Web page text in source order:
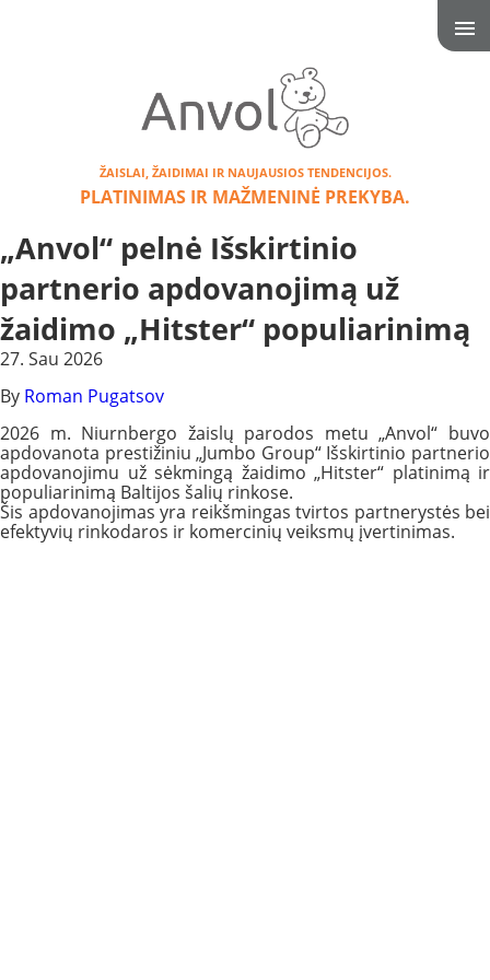
ŽAISLAI, ŽAIDIMAI IR NAUJAUSIOS TENDENCIJOS.
PLATINIMAS IR MAŽMENINĖ PREKYBA.
„Anvol“ pelnė Išskirtinio
partnerio apdovanojimą už
žaidimo „Hitster“ populiarinimą
27. Sau 2026
By Roman Pugatsov
2026 m. Niurnbergo žaislų parodos metu „Anvol“ buvo
apdovanota prestižiniu „Jumbo Group“ Išskirtinio partnerio
apdovanojimu už sėkmingą žaidimo „Hitster“ platinimą ir
populiarinimą Baltijos šalių rinkose.
Šis apdovanojimas yra reikšmingas tvirtos partnerystės bei
efektyvių rinkodaros ir komercinių veiksmų įvertinimas.